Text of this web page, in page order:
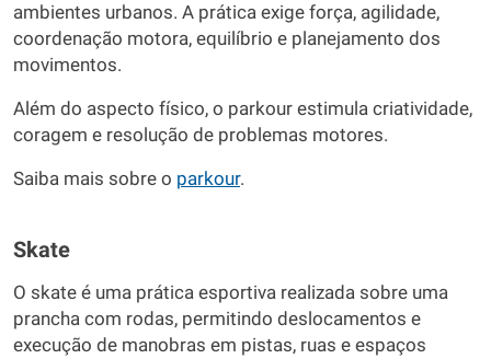
ambientes urbanos. A prática exige força, agilidade,
coordenação motora, equilíbrio e planejamento dos
movimentos.
Além do aspecto físico, o parkour estimula criatividade,
coragem e resolução de problemas motores.
Saiba mais sobre o parkour.
Skate
O skate é uma prática esportiva realizada sobre uma
prancha com rodas, permitindo deslocamentos e
execução de manobras em pistas, ruas e espaços